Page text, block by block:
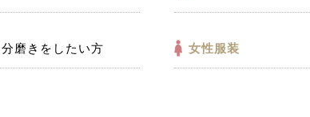
磨きをしたい方 女性服装